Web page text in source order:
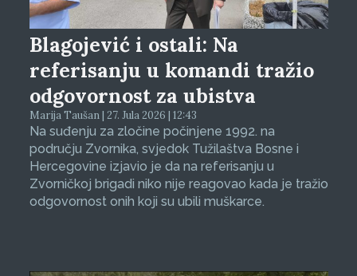
Blagojević i ostali: Na
referisanju u komandi tražio
odgovornost za ubistva
Marija Taušan | 27. Jula 2026 | 12:43
Na suđenju za zločine počinjene 1992. na
području Zvornika, svjedok Tužilaštva Bosne i
Hercegovine izjavio je da na referisanju u
Zvorničkoj brigadi niko nije reagovao kada je tražio
odgovornost onih koji su ubili muškarce.